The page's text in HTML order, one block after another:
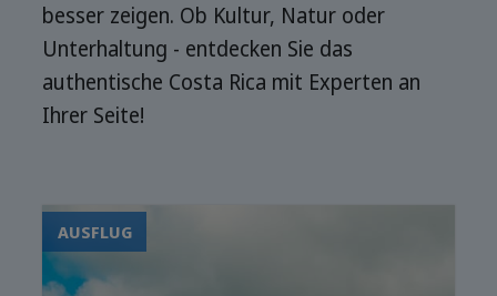
besser zeigen. Ob Kultur, Natur oder
Unterhaltung - entdecken Sie das
authentische Costa Rica mit Experten an
Ihrer Seite!
AUSFLUG